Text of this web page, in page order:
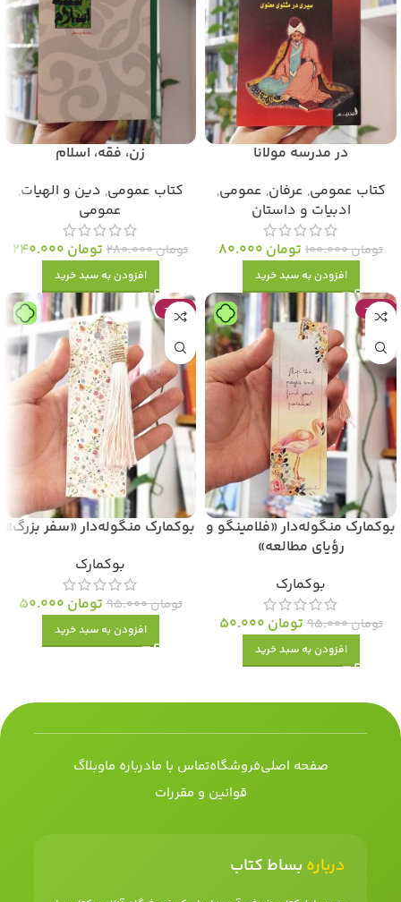
در مدرسه مولانا
کتاب عمومی, عرفان, عمومی,
ادبیات و داستان
تومان100.000 تومان
افزودن به سبد خرید
زن، فقه، اسلام
کتاب عمومی, دین و الهیات,
عمومی
تومان280.000 تومان
افزودن به سبد خرید
-47%
بوکمارک منگوله‌دار «فلامینگو و
رؤیای مطالعه»
بوکمارک
تومان95.000 تومان
افزودن به سبد خرید
-47%
بوکمارک منگوله‌دار «سفر بزرگ»
بوکمارک
تومان95.000 تومان
افزودن به سبد خرید
صفحه اصلیفروشگاهتماس با مادرباره ماوبلاگ
قوانین و مقررات
درباره بساط کتاب